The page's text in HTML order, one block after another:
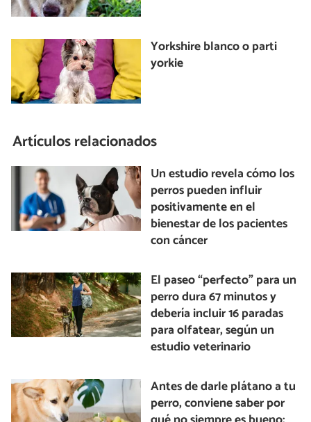
Yorkshire blanco o parti
yorkie
Artículos relacionados
Un estudio revela cómo los
perros pueden influir
positivamente en el
bienestar de los pacientes
con cáncer
El paseo “perfecto” para un
perro dura 67 minutos y
debería incluir 16 paradas
para olfatear, según un
estudio veterinario
Antes de darle plátano a tu
perro, conviene saber por